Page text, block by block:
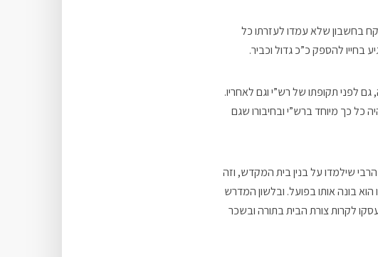
התלמוד והוא חי עלי אדמות בסך-הכל 65 שנים. אם ניקח בחשבון שלא עמדו לעזרתו כל
בחייו להספק כ”כ גדול וכביר.
לפני תקופתו של רש”י וגם לאחריו.
כל כך מיוחד ברש”י ובחיבורו שגם
שילמדו על בנין בית המקדש, וזה
בונה אותו בפועל. ובלשון המדרש
לקרות צורת הבית בתורה ובשכר